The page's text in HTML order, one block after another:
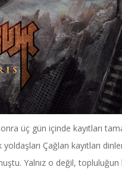
üç gün içinde kayıtları
Çağlan kayıtları
Yalnız o değil,